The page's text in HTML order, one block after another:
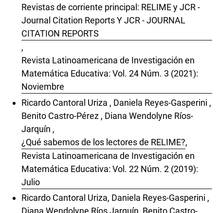
Revistas de corriente principal: RELIME y JCR -
Journal Citation Reports Y JCR - JOURNAL
CITATION REPORTS
,
Revista Latinoamericana de Investigación en
Matemática Educativa: Vol. 24 Núm. 3 (2021):
Noviembre
Ricardo Cantoral Uriza , Daniela Reyes-Gasperini ,
Benito Castro-Pérez , Diana Wendolyne Ríos-
Jarquín ,
¿Qué sabemos de los lectores de RELIME?,
Revista Latinoamericana de Investigación en
Matemática Educativa: Vol. 22 Núm. 2 (2019):
Julio
Ricardo Cantoral Uriza, Daniela Reyes-Gasperini ,